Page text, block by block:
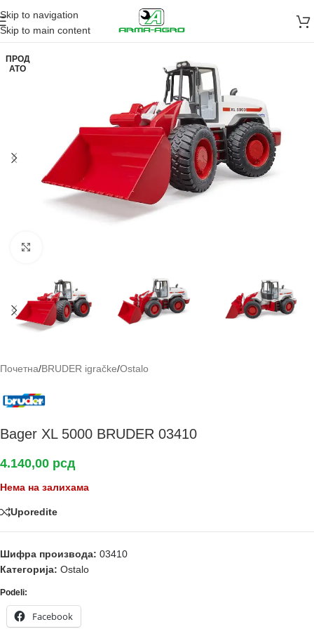
Skip to navigation
Skip to main content
ПРОД
АТО
Почетна/BRUDER igračke/Ostalo
Bager XL 5000 BRUDER 03410
4.140,00 рсд
Нема на залихама
Uporedite
Шифра производа: 03410
Категорија: Ostalo
Podeli:
Facebook